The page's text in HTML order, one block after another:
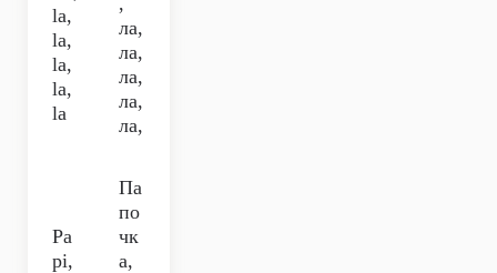
la,
la,
la,
la,
la
ла,
ла,
ла,
ла,
ла,
Pa
pi,
Па
по
чк
а,